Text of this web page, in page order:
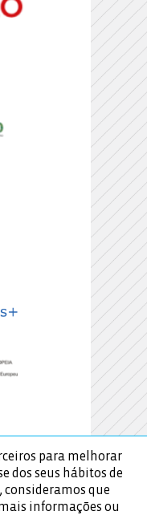
para melhorar
dos seus hábitos de
consideramos que
informações ou